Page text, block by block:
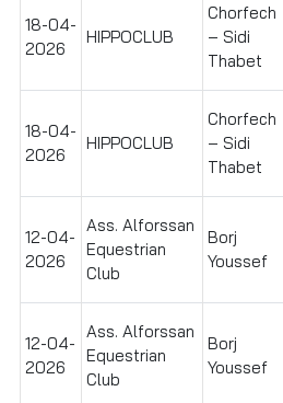
18-04-
2026
HIPPOCLUB
Chorfech
– Sidi
Thabet
18-04-
2026
HIPPOCLUB
Chorfech
– Sidi
Thabet
12-04-
2026
Ass. Alforssan
Equestrian
Club
Borj
Youssef
12-04-
2026
Ass. Alforssan
Equestrian
Club
Borj
Youssef